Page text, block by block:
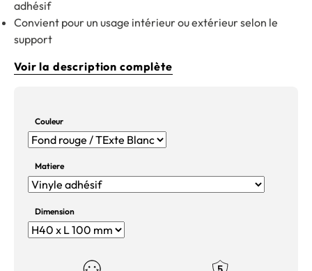
adhésif
Convient pour un usage intérieur ou extérieur selon le
support
Voir la description complète
Couleur
Matiere
Dimension